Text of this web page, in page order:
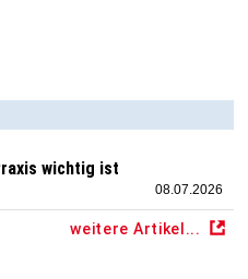
wichtig ist
08.07.2026
weitere Artikel...